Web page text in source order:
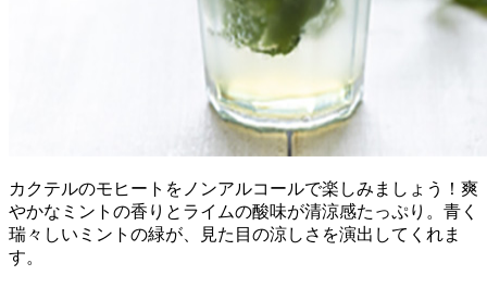
カクテルのモヒートをノンアルコールで楽しみましょう！爽
やかなミントの香りとライムの酸味が清涼感たっぷり。青く
瑞々しいミントの緑が、見た目の涼しさを演出してくれま
す。